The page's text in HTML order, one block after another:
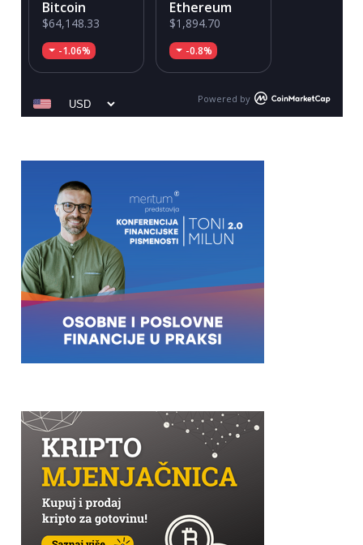
Bitcoin
$64,148.33
-1.06%
Ethereum
$1,894.70
-0.8%
Powered by